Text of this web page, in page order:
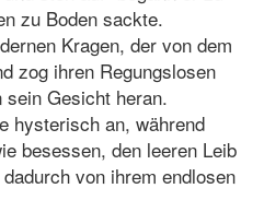
zu Boden sackte.
Kragen, der von dem
zog ihren Regungslosen
sein Gesicht heran.
hysterisch an, während
besessen, den leeren Leib
von ihrem endlosen